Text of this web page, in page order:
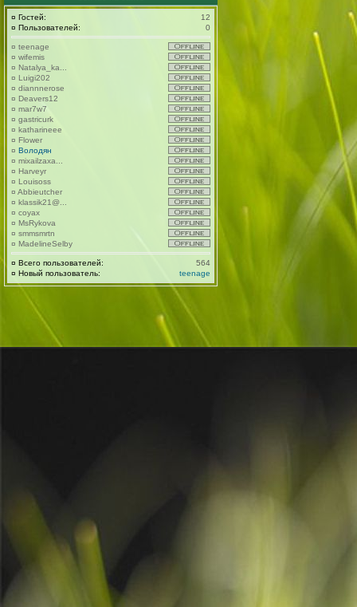
¤ Гостей:
12
¤ Пользователей: 0
¤ teenage
¤ wifemis
¤ Natalya_ka...
¤ Luigi202
¤ diannnerose
¤ Deavers12
¤ mar7w7
¤ gastricurk
¤ katharineee
¤ Flower
¤ Володян
¤ mixailzaxa...
¤ Harveyr
¤ Louisoss
¤ Abbieutcher
¤ klassik21@...
¤ coyax
¤ MsRykova
¤ smmsmrtn
¤ MadelineSelby
¤ Всего пользователей:
564
¤ Новый пользователь: teenage